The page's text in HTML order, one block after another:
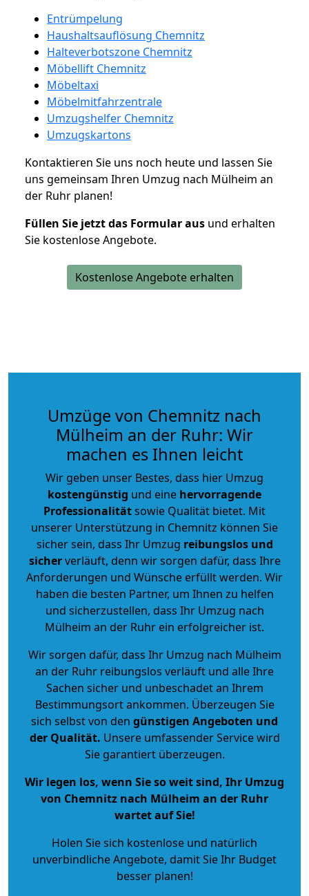
Entrümpelung
Haushaltsauflösung Chemnitz
Halteverbotszone Chemnitz
Möbellift Chemnitz
Möbeltaxi
Möbelmitfahrzentrale
Umzugshelfer Chemnitz
Umzugskartons
Kontaktieren Sie uns noch heute und lassen Sie
uns gemeinsam Ihren Umzug nach Mülheim an
der Ruhr planen!
Füllen Sie jetzt das Formular aus und erhalten
Sie kostenlose Angebote.
Kostenlose Angebote erhalten
Umzüge von Chemnitz nach
Mülheim an der Ruhr: Wir
machen es Ihnen leicht
Wir geben unser Bestes, dass hier Umzug
kostengünstig und eine hervorragende
Professionalitätsowie Qualität bietet. Mit
unserer Unterstützung in Chemnitz können Sie
sicher sein, dass Ihr Umzug reibungslos und
sicherverläuft, denn wir sorgen dafür, dass Ihre
Anforderungen und Wünsche erfüllt werden. Wir
haben die besten Partner, um Ihnen zu helfen
und sicherzustellen, dass Ihr Umzug nach
Mülheim an der Ruhr ein erfolgreicher ist.
Wir sorgen dafür, dass Ihr Umzug nach Mülheim
an der Ruhr reibungslos verläuft und alle Ihre
Sachen sicher und unbeschadet an Ihrem
Bestimmungsort ankommen. Überzeugen Sie
sich selbst von den günstigen Angeboten und
der Qualität. Unsere umfassender Service wird
Sie garantiert überzeugen.
Wir legen los, wenn Sie so weit sind, Ihr Umzug
von Chemnitz nach Mülheim an der Ruhr
wartet auf Sie!
Holen Sie sich kostenlose und natürlich
unverbindliche Angebote, damit Sie Ihr Budget
besser planen!